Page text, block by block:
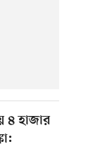
৪ হাজার